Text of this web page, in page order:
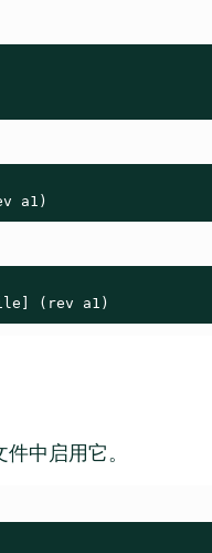
a1)
(rev a1)
中启用它。